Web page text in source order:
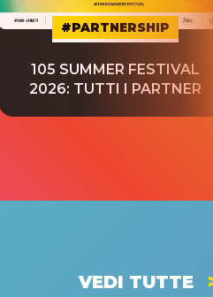
#PARTNERSHIP
105 SUMMER FESTIVAL
2026: TUTTI I PARTNER
VEDI TUTTE